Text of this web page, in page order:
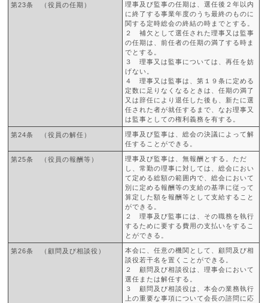
第23条 （役員の任期）
理事及び監事の任期は、選任後２年以内
に終了する事業年度のうち最終のものに
関する定時総会の終結の時までとする。
２ 補欠として選任された理事又は監事
の任期は、前任者の任期の満了する時ま
でとする。
３ 理事又は監事については、再任を妨
げない。
４ 理事又は監事は、第１９条に定める
定数に足りなくなるときは、任期の満了
又は辞任により退任した後も、新たに選
任された者が就任するまで、なお理事又
は監事としての権利義務を有する。
第24条 （役員の解任）
理事及び監事は、総会の決議によって解
任することができる。
第25条 （役員の報酬等）
理事及び監事は、無報酬とする。ただ
し、常勤の理事に対しては、総会におい
て定める総額の範囲内で、総会において
別に定める報酬等の支給の基準に従って
算定した額を報酬等として支給すること
ができる。
２ 理事及び監事には、その職務を執行
するために要する費用の支払いをするこ
とができる。
第26条 （顧問及び相談役）
本会に、任意の機関として、顧問及び相
談役若干名を置くことができる。
２ 顧問及び相談役は、理事会において
選任または解任する。
３ 顧問及び相談役は、本会の業務執行
上の重要な事項について会長の諮問に応